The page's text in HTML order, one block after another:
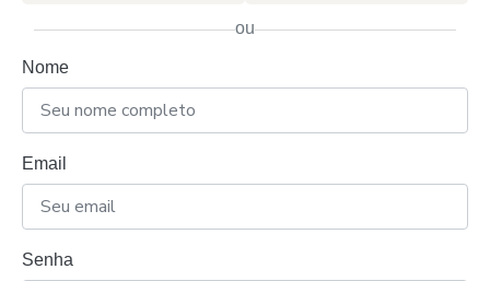
ou
Nome
Email
Senha